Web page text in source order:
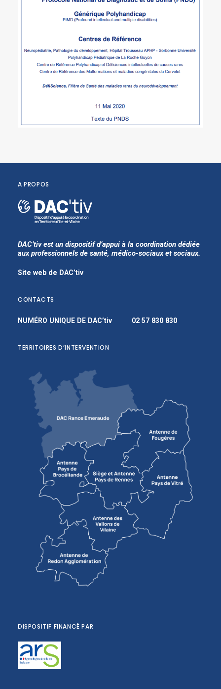
A PROPOS
DAC’tiv est un dispositif d’appui à la coordination dédiée
aux professionnels de santé, médico-sociaux et sociaux.
Site web de DAC’tiv
CONTACTS
NUMÉRO UNIQUE DE DAC’tiv 02 57 830 830
TERRITOIRES D’INTERVENTION
DISPOSITIF FINANCÉ PAR